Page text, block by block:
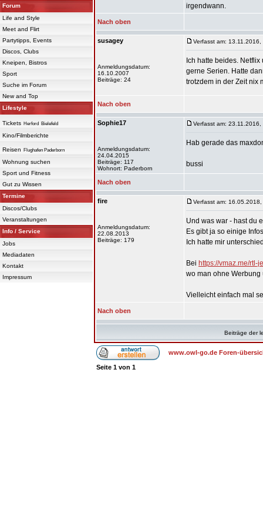
Forum
Life and Style
Meet and Flirt
Partytipps, Events
Discos, Clubs
Kneipen, Bistros
Sport
Suche im Forum
New and Top
Lifestyle
Tickets Herford Bielefeld
Kino/Filmberichte
Reisen Flughafen Paderborn
Wohnung suchen
Sport und Fitness
Gut zu Wissen
Termine
Discos/Clubs
Veranstaltungen
Info / Service
Jobs
Mediadaten
Kontakt
Impressum
irgendwann.
Nach oben
susagey
Anmeldungsdatum:
16.10.2007
Beiträge: 24
Verfasst am: 13.11.2016,
Ich hatte beides.
gerne Serien. Hatte
trotzdem in der Zeit nix
Nach oben
Sophie17
Anmeldungsdatum:
24.04.2015
Beiträge: 117
Wohnort: Paderborn
Verfasst am: 23.11.2016,
Hab gerade das
bussi
Nach oben
fire
Anmeldungsdatum:
22.08.2013
Beiträge: 179
Verfasst am:
Und was war - hast du
Es gibt ja so einige
Ich hatte mir
Bei https://vmaz.me/rtl-
wo man ohne
Vielleicht einfach mal
Nach oben
Beiträge der
www.owl-go.de Foren-
Seite 1 von 1